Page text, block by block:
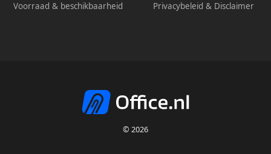
Voorraad & beschikbaarheid
Privacybeleid & Disclaimer
© 2026